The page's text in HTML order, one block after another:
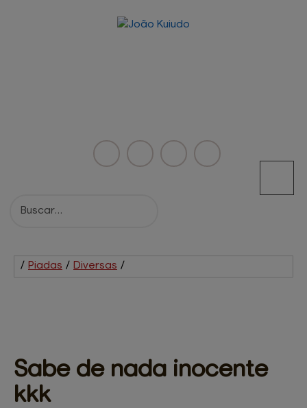
/ Piadas / Diversas /
Sabe de nada inocente
kkk